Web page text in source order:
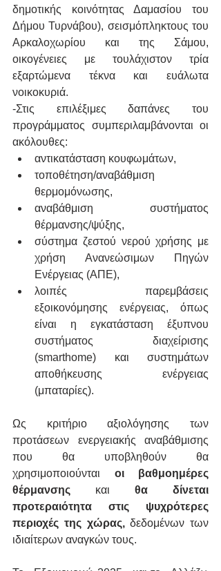
δημοτικής κοινότητας Δαμασίου του
Δήμου Τυρνάβου), σεισμόπληκτους του
Αρκαλοχωρίου και της Σάμου,
οικογένειες με τουλάχιστον τρία
εξαρτώμενα τέκνα και ευάλωτα
νοικοκυριά.
-Στις επιλέξιμες δαπάνες του
προγράμματος συμπεριλαμβάνονται οι
ακόλουθες:
αντικατάσταση κουφωμάτων,
τοποθέτηση/αναβάθμιση
θερμομόνωσης,
αναβάθμιση συστήματος
θέρμανσης/ψύξης,
σύστημα ζεστού νερού χρήσης με
χρήση Ανανεώσιμων Πηγών
Ενέργειας (ΑΠΕ),
λοιπές παρεμβάσεις
εξοικονόμησης ενέργειας, όπως
είναι η εγκατάσταση έξυπνου
συστήματος διαχείρισης
(smarthome) και συστημάτων
αποθήκευσης ενέργειας
(μπαταρίες).
Ως κριτήριο αξιολόγησης των
προτάσεων ενεργειακής αναβάθμισης
που θα υποβληθούν θα
χρησιμοποιούνται οι βαθμοημέρες
θέρμανσης και θα δίνεται
προτεραιότητα στις ψυχρότερες
περιοχές της χώρας, δεδομένων των
ιδιαίτερων αναγκών τους.